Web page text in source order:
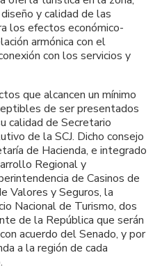
y calidad de las
los efectos económico-
armónica con el
con los servicios y
que alcancen un mínimo
de ser presentados
calidad de Secretario
de la SCJ. Dicho consejo
de Hacienda, e integrado
Regional y
de Casinos de
Valores y Seguros, la
Nacional de Turismo, dos
de la República que serán
acuerdo del Senado, y por
a la región de cada